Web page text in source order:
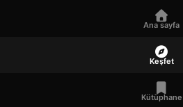
Ana sayfa
Keşfet
Kütüphane